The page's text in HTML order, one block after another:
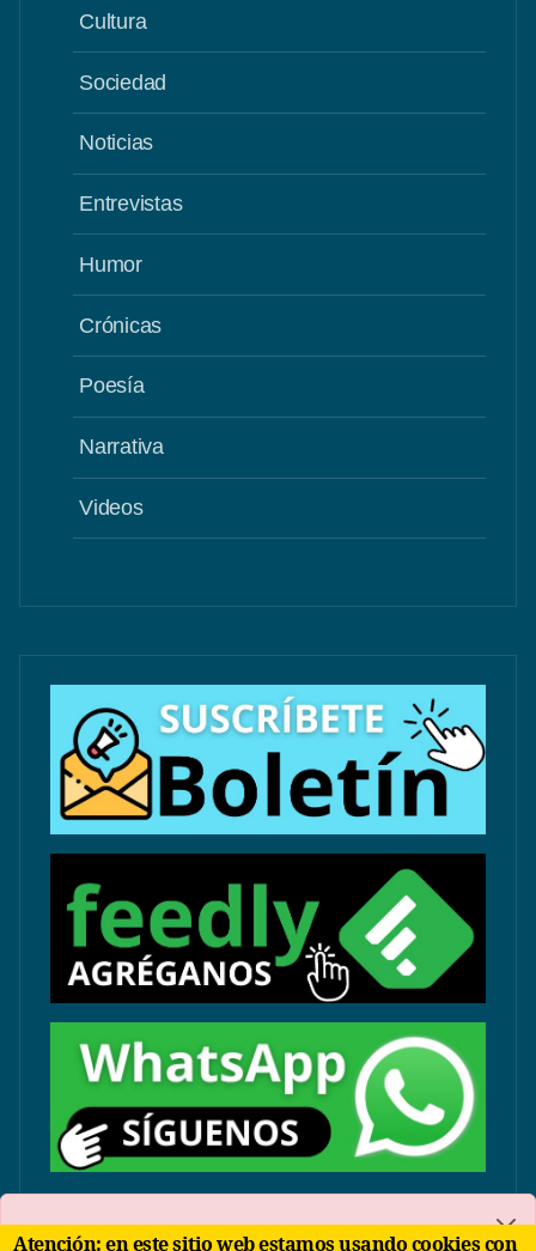
Cultura
Sociedad
Noticias
Entrevistas
Humor
Crónicas
Poesía
Narrativa
Videos
Atención: en este sitio web estamos usando cookies con